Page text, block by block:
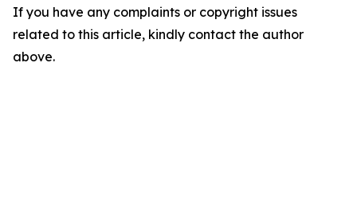
If you have any complaints or copyright issues
related to this article, kindly contact the author
above.